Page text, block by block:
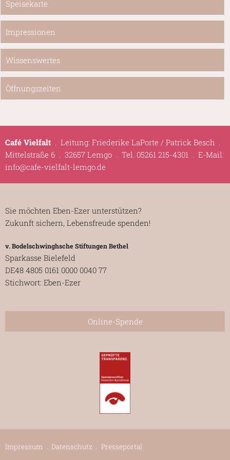
Speisekarte
Impressionen
Wissenswertes
Öffnungszeiten
Café Vielfalt . Leitung: Friederike LaPorte / Patrick Besch .
Mittelstraße 6 . 32657 Lemgo . Tel. 05261 215-4301 . E-Mail:
info@cafe-vielfalt-lemgo.de
Sie möchten Eben-Ezer unterstützen?
Zukunft sichern, Lebensfreude spenden!
v. Bodelschwinghsche Stiftungen Bethel
Sparkasse Bielefeld
DE48 4805 0161 0000 0040 77
Stichwort: Eben-Ezer
Online-Spende
Impressum . Datenschutz . Presseportal